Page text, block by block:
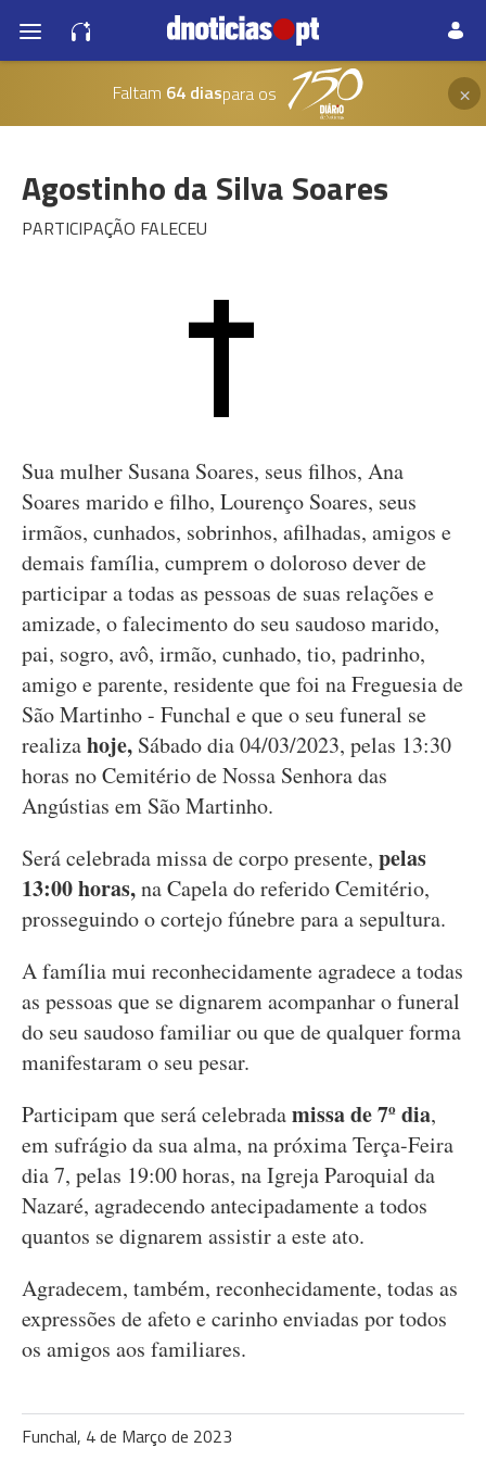
Faltam 64 diaspara os ×
Agostinho da Silva Soares
PARTICIPAÇÃO FALECEU
Sua mulher Susana Soares, seus filhos, Ana
Soares marido e filho, Lourenço Soares, seus
irmãos, cunhados, sobrinhos, afilhadas, amigos e
demais família, cumprem o doloroso dever de
participar a todas as pessoas de suas relações e
amizade, o falecimento do seu saudoso marido,
pai, sogro, avô, irmão, cunhado, tio, padrinho,
amigo e parente, residente que foi na Freguesia de
São Martinho - Funchal e que o seu funeral se
realizahoje, Sábado dia 04/03/2023, pelas 13:30
horas no Cemitério de Nossa Senhora das
Angústias em São Martinho.
Será celebrada missa de corpo presente, pelas
13:00 horas,na Capela do referido Cemitério,
prosseguindo o cortejo fúnebre para a sepultura.
A família mui reconhecidamente agradece a todas
as pessoas que se dignarem acompanhar o funeral
do seu saudoso familiar ou que de qualquer forma
manifestaram o seu pesar.
Participam que será celebradamissa de 7º dia,
em sufrágio da sua alma, na próxima Terça-Feira
dia 7, pelas 19:00 horas, na Igreja Paroquial da
Nazaré, agradecendo antecipadamente a todos
quantos se dignarem assistir a este ato.
Agradecem, também, reconhecidamente, todas as
expressões de afeto e carinho enviadas por todos
os amigos aos familiares.
Funchal, 4 de Março de 2023